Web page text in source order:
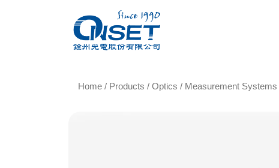
Home / Products / Optics / Measurement Systems